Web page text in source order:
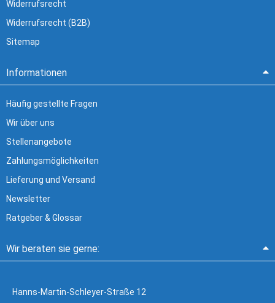
Widerrufsrecht
Widerrufsrecht (B2B)
Sitemap
Informationen
Häufig gestellte Fragen
Wir über uns
Stellenangebote
Zahlungsmöglichkeiten
Lieferung und Versand
Newsletter
Ratgeber & Glossar
Wir beraten sie gerne:
Hanns-Martin-Schleyer-Straße 12